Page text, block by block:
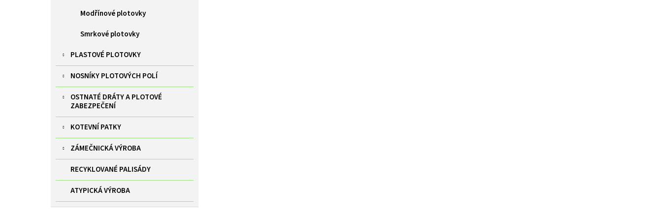
Modřínové plotovky
Smrkové plotovky
PLASTOVÉ PLOTOVKY
NOSNÍKY PLOTOVÝCH POLÍ
OSTNATÉ DRÁTY A PLOTOVÉ
ZABEZPEČENÍ
KOTEVNÍ PATKY
ZÁMEČNICKÁ VÝROBA
RECYKLOVANÉ PALISÁDY
ATYPICKÁ VÝROBA